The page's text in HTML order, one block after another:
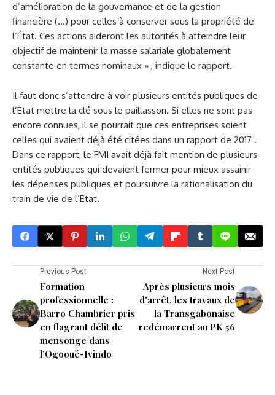
d’amélioration de la gouvernance et de la gestion
financière (…) pour celles à conserver sous la propriété de
l’État. Ces actions aideront les autorités à atteindre leur
objectif de maintenir la masse salariale globalement
constante en termes nominaux » , indique le rapport.
Il faut donc s’attendre à voir plusieurs entités publiques de
l’Etat mettre la clé sous le paillasson. Si elles ne sont pas
encore connues, il se pourrait que ces entreprises soient
celles qui avaient déjà été citées dans un rapport de 2017 .
Dans ce rapport, le FMI avait déjà fait mention de plusieurs
entités publiques qui devaient fermer pour mieux assainir
les dépenses publiques et poursuivre la rationalisation du
train de vie de l’Etat.
Previous Post
Formation
professionnelle :
Barro Chambrier pris
en flagrant délit de
mensonge dans
l’Ogooué-Ivindo
Next Post
Après plusieurs mois
d'arrêt, les travaux de
la Transgabonaise
redémarrent au PK 56